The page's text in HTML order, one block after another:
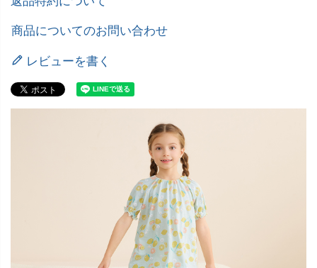
商品についてのお問い合わせ
レビューを書く